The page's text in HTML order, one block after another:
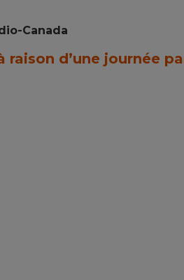
Canada
raison d’une journée